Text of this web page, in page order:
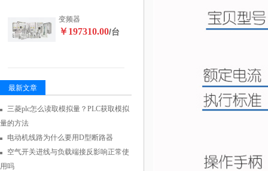
变频器
￥197310.00/台
最新文章
三菱plc怎么读取模拟量？PLC获取模拟
量的方法
电动机线路为什么要用D型断路器
空气开关进线与负载端接反影响正常使
用吗